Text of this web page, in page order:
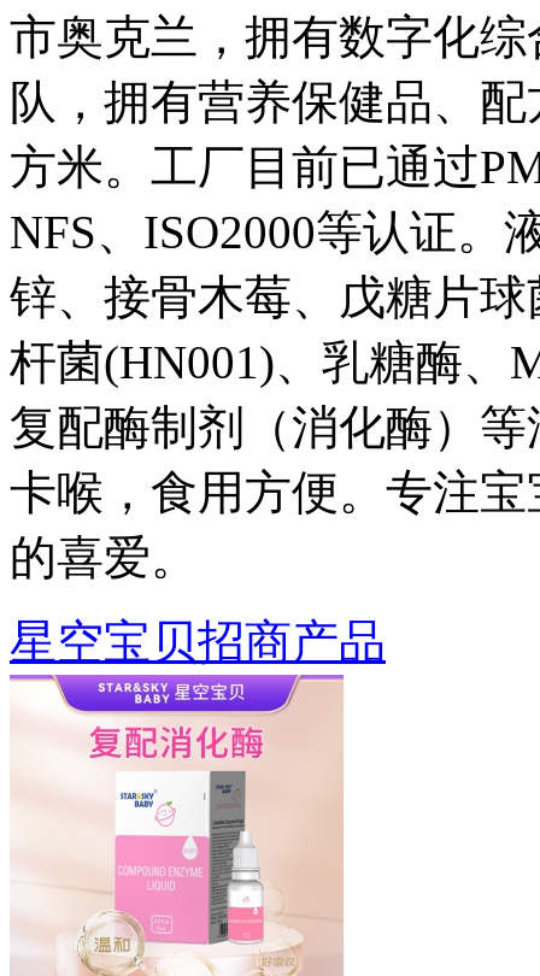
市奥克兰，拥有数字化
队，拥有营养保健品、
方米。工厂目前已通过
NFS、ISO2000等认证。
锌、接骨木莓、戊糖片
杆菌(HN001)、乳糖酶、
复配酶制剂（消化酶）
卡喉，食用方便。专注
的喜爱。
星空宝贝招商产品